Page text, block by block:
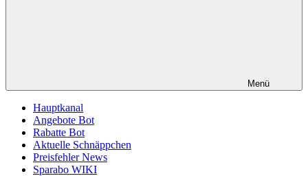
Menü
Hauptkanal
Angebote Bot
Rabatte Bot
Aktuelle Schnäppchen
Preisfehler News
Sparabo WIKI